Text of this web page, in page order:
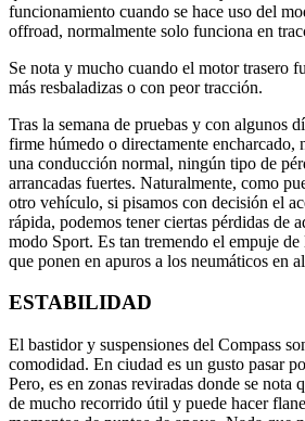
funcionamiento cuando se hace uso del
offroad, normalmente solo funciona en
Se nota y mucho cuando el motor trasero
más resbaladizas o con peor tracción.
Tras la semana de pruebas y con algunos
firme húmedo o directamente encharcado,
una conducción normal, ningún tipo de
arrancadas fuertes. Naturalmente, como
otro vehículo, si pisamos con decisión el
rápida, podemos tener ciertas pérdidas de
modo Sport. Es tan tremendo el empuje
que ponen en apuros a los neumáticos en
ESTABILIDAD
El bastidor y suspensiones del Compass
comodidad. En ciudad es un gusto pasar
Pero, es en zonas reviradas donde se nota
de mucho recorrido útil y puede hacer